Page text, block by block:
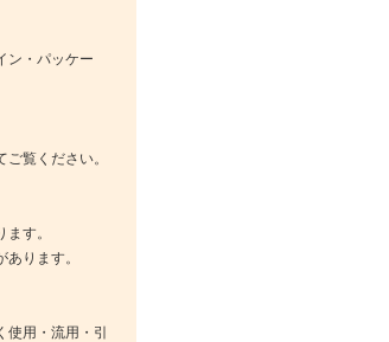
ン・パッケー
覧ください。
す。
ります。
用・流用・引